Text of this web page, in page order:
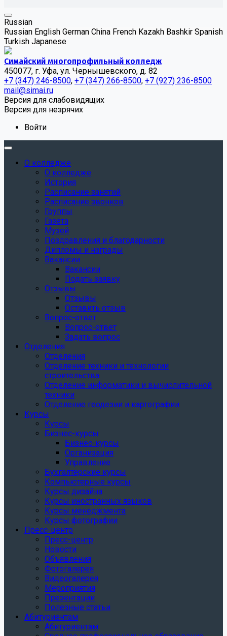
Russian
Russian English German China French Kazakh Bashkir Spanish
Turkish Japanese
Симайский многопрофильный колледж
450077, г. Уфа, ул. Чернышевского, д. 82
+7 (347) 246-8500, +7 (347) 266-8500, +7 (927) 236-8500
mail@simai.ru
Версия для слабовидящих
Версия для незрячих
Войти
О колледже
О колледже
История
Расписание занятий
Расписание звонков
Группы
Газета
Музей
Поздравления и благодарности
Дипломы и награды
Вакансии
Вакансии
Подать заявку
Отзывы
Отзывы
Оставить отзыв
Вопрос-ответ
Вопрос-ответ
Задать вопрос
Отделения
Отделения
Отделение техники и технологии
строительства
Отделение информатики и вычислительной
техники
Отделение геодезии и картографии
Курсы
Курсы
Бизнес-курсы
Бизнес-курсы
Организация
Управление
Бухгалтерские курсы
Компьютерные курсы
Курсы дизайна
Курсы иностранных языков
Курсы менеджмента
Курсы фотографии
Пресс-центр
Пресс-центр
Новости
Объявления
Фотогалерея
Видеогалерея
Мероприятия
Презентации
Полезные статьи
Абитуриентам
Абитуриентам